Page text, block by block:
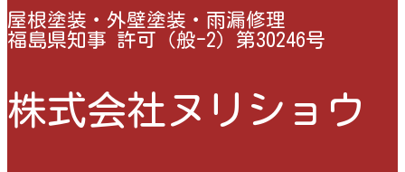
屋根塗装・外壁塗装・雨漏修理
福島県知事 許可（般-2）第30246号
株式会社ヌリショウ